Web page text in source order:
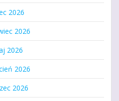
2026
2026
2026
2026
2026